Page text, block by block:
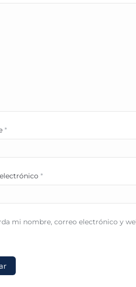
*
*
mi nombre, correo electrónico y